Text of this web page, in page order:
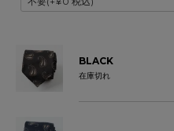
必
BLACK
在庫切れ